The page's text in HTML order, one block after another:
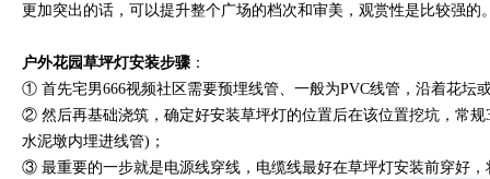
更加突出的话，可以提升整个广场的档次和审美，观赏性是比较强的
户外花园草坪灯安装步骤 ：
① 首先宅男666视频社区需要预埋线管、一般为PVC线管，沿着花坛
② 然后再基础浇筑，确定好安装草坪灯的位置后在该位置挖坑，常
水泥墩内埋进线管)；
③ 最重要的一步就是电源线穿线，电缆线最好在草坪灯安装前穿好